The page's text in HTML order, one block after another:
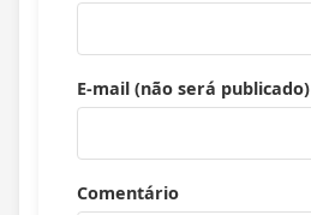
E-mail (não será publicado)
Comentário